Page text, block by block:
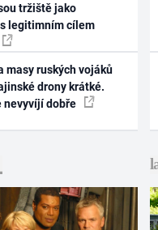
tržiště jako
legitimním cílem
masy ruských vojáků
drony krátké.
nevyvíjí dobře